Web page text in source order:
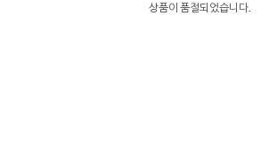
상품이 품절되었습니다.